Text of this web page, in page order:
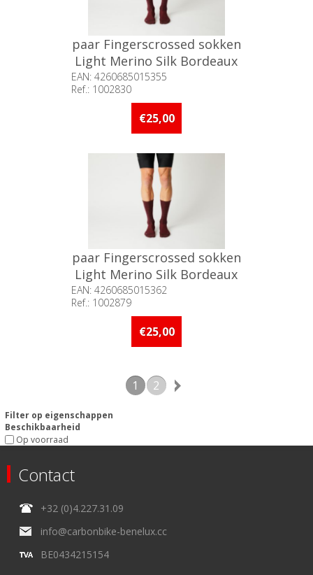
paar Fingerscrossed sokken
Light Merino Silk Bordeaux
/ 39-42
EAN: 4260685015355
Ref.: 1002830
Beschikbaarheid:: 5 stuks of
meer op voorraad
€25,00
paar Fingerscrossed sokken
Light Merino Silk Bordeaux
/ 43-46
EAN: 4260685015362
Ref.: 1002879
Beschikbaarheid:: 5 stuks of
meer op voorraad
€25,00
1 2
Filter op eigenschappen
Beschikbaarheid
Op voorraad
Contact
+32 (0)4.227.31.09
info@carbonbike-benelux.cc
BE0434215154